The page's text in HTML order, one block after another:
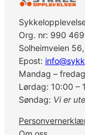
Org. nr: 990
Solheimveien
Epost:
Mandag –
Lørdag: 10:00 –
Søndag: Vi er